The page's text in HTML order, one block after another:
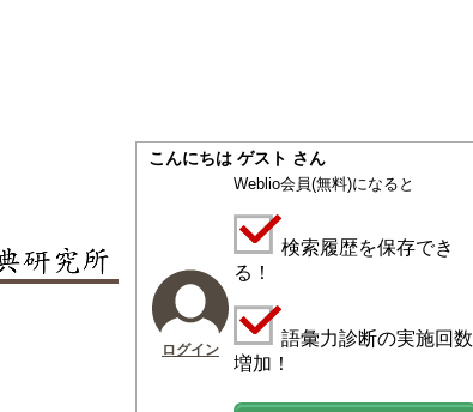
こんにちは ゲスト さん
ログイン
Weblio会員(無料)になると
検索履歴を保存でき
る！
語彙力診断の実施回数
増加！